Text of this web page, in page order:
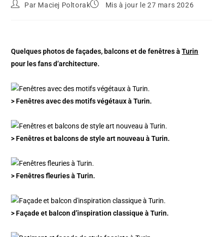
Par Maciej Poltorak Mis à jour le 27 mars 2026
Quelques photos de façades, balcons et de fenêtres àTurin
pour les fans d’architecture.
> Fenêtres avec des motifs végétaux à Turin.
> Fenêtres et balcons de style art nouveau à Turin.
> Fenêtres fleuries à Turin.
> Façade et balcon d’inspiration classique à Turin.